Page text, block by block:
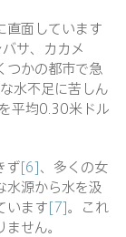
直面しています
サ、カカメ
つかの都市で急
水不足に苦しん
平均0.30米ドル
ず[6]、多くの女
水源から水を汲
います[7]。これ
せん。